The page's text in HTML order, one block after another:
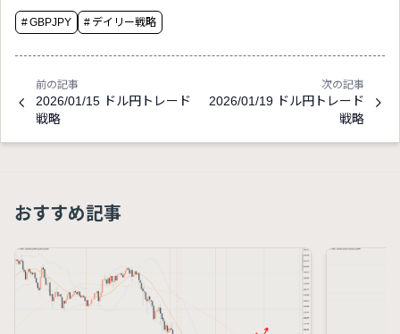
#GBPJPY # デイリー戦略
前の記事
2026/01/15 ドル円トレード
戦略
次の記事
2026/01/19 ドル円トレード
戦略
おすすめ記事